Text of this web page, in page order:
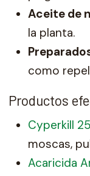
Aceite de
la planta.
como
Productos
Cyperkill
moscas,
Acaricida